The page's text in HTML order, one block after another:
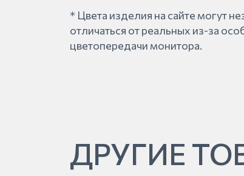
* Цвета изделия на сайте могут
отличаться от реальных из-за
цветопередачи монитора.
ДРУГИЕ